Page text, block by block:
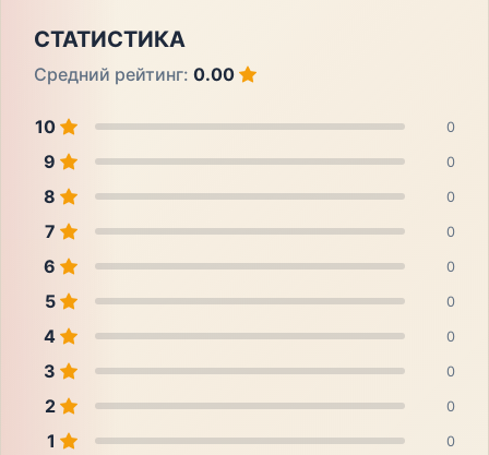
СТАТИСТИКА
Средний рейтинг: 0.00
10 0
9 0
8 0
7 0
6 0
5 0
4 0
3 0
2 0
1 0